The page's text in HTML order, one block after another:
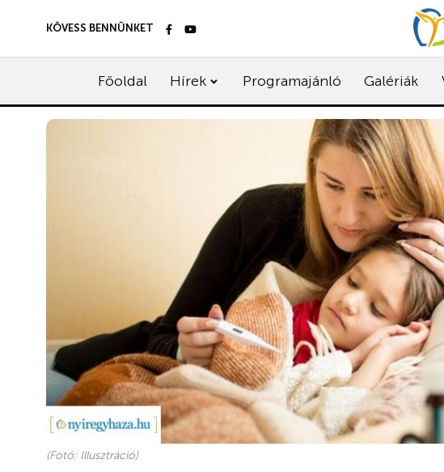
KÖVESS BENNÜNKET
Főoldal Hírek Programajánló Galériák
(Fotó: Illusztráció)